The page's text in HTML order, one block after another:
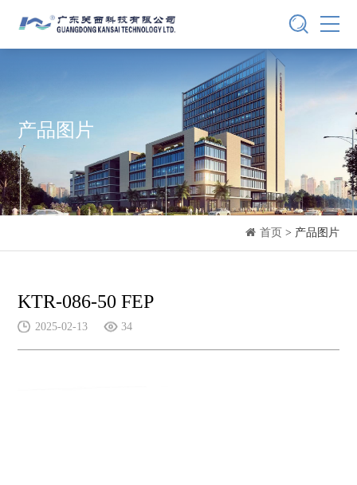
产品图片
首页 > 产品图片
KTR-086-50 FEP
2025-02-13 34